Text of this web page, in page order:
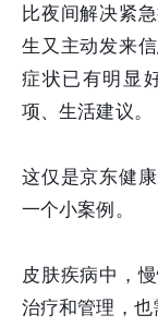
比夜间解决紧
生又主动发来
症状已有明显
项、生活建议。
这仅是京东健
一个小案例。
皮肤疾病中，
治疗和管理，也